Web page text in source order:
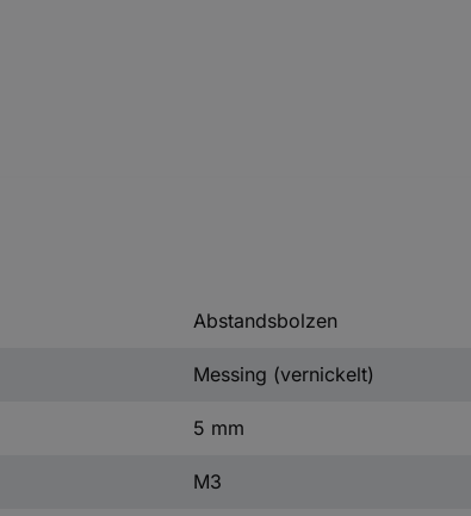
Abstandsbolzen
Messing (vernickelt)
5 mm
M3